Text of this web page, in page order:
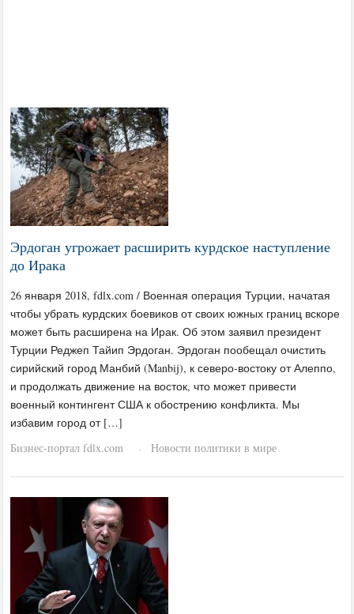
Эрдоган угрожает расширить курдское наступление
до Ирака
26 января 2018, fdlx.com / Военная операция Турции, начатая
чтобы убрать курдских боевиков от своих южных границ вскоре
может быть расширена на Ирак. Об этом заявил президент
Турции Реджеп Тайип Эрдоган. Эрдоган пообещал очистить
сирийский город Манбий (Manbij), к северо-востоку от Алеппо,
и продолжать движение на восток, что может привести
военный контингент США к обострению конфликта. Мы
избавим город от […]
Бизнес-портал fdlx.com
· Новости политики в мире